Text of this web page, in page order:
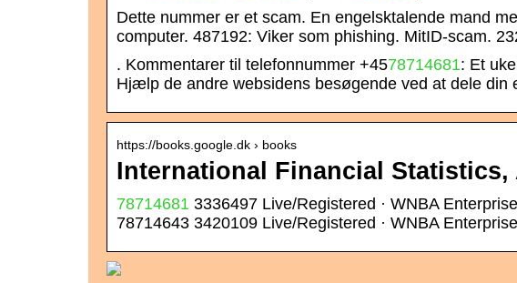
Dette nummer er et scam. En engelsktalende mand
computer. 487192: Viker som phishing. MitID-scam.
. Kommentarer til telefonnummer +4578714681: Et
Hjælp de andre websidens besøgende ved at dele din
https://books.google.dk › books
International Financial Statistics,
78714681 3336497 Live/Registered · WNBA
78714643 3420109 Live/Registered · WNBA